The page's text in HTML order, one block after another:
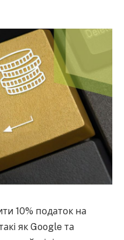
10% податок на
як Google та